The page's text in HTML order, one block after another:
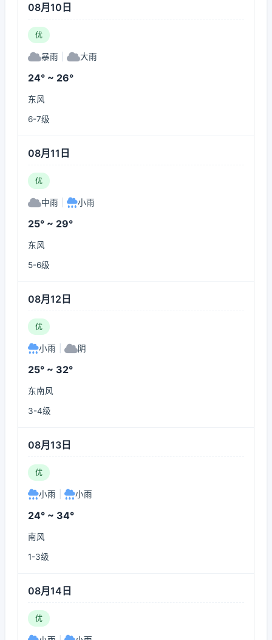
08月10日
优
暴雨 大雨
24° ~ 26°
东风
6-7级
08月11日
优
中雨 小雨
25° ~ 29°
东风
5-6级
08月12日
优
小雨 阴
25° ~ 32°
东南风
3-4级
08月13日
优
小雨 小雨
24° ~ 34°
南风
1-3级
08月14日
优